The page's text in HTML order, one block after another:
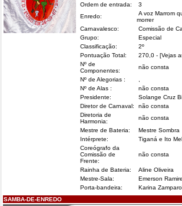
Ordem de entrada:
3
Enredo:
A voz Marrom
morrer
Carnavalesco:
Comissão de
Grupo:
Especial
Classificação:
2º
Pontuação Total:
270,0 - [Vejas
Nº de
Componentes:
não consta
Nº de Alegorias :
Nº de Alas :
não consta
Presidente:
Solange Cruz
Diretor de Carnaval:
não consta
Diretoria de
Harmonia:
não consta
Mestre de Bateria:
Mestre Sombra
Intérprete:
Tiganá e Ito
Coreógrafo da
Comissão de
Frente:
não consta
Rainha de Bateria:
Aline Oliveira
Mestre-Sala:
Emerson
Porta-bandeira:
Karina
SAMBA-DE-ENREDO